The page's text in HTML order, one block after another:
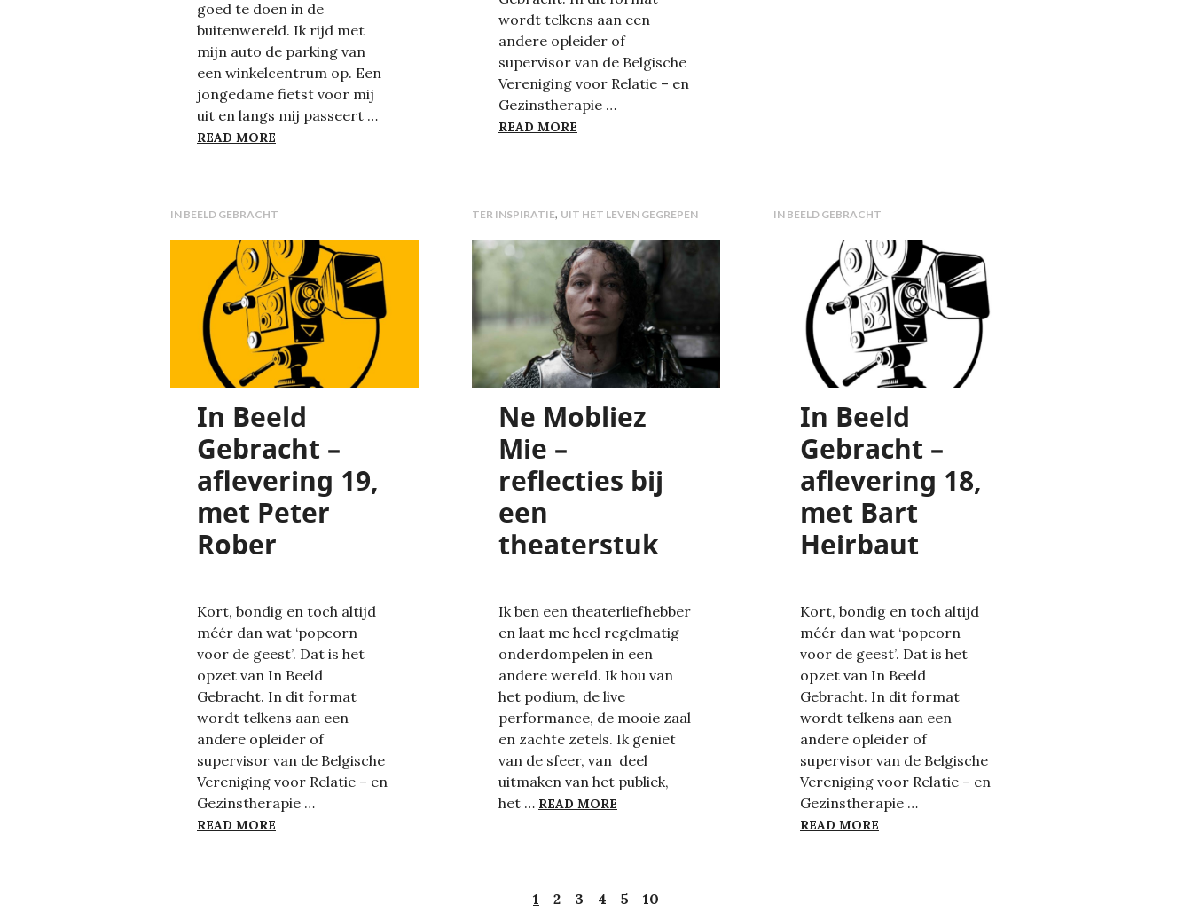
goed te doen in de
buitenwereld. Ik rijd met
mijn auto de parking van
een winkelcentrum op. Een
jongedame fietst voor mij
uit en langs mij passeert …
READ MORE GEEN BOODSCHAP AAN MIJN BOODSCHAP-REDDENDE BOODSCHAP
wordt telkens aan een
andere opleider of
supervisor van de Belgische
Vereniging voor Relatie – en
Gezinstherapie …
READ MORE
IN BEELD GEBRACHT
In Beeld
Gebracht –
aflevering 19,
met Peter
Rober
Kort, bondig en toch altijd
méér dan wat ‘popcorn
voor de geest’. Dat is het
opzet van In Beeld
Gebracht. In dit format
wordt telkens aan een
andere opleider of
supervisor van de Belgische
Vereniging voor Relatie – en
Gezinstherapie …
READ MORE
TER INSPIRATIE, UIT HET LEVEN GEGREPEN
Ne Mobliez
Mie –
reflecties bij
een
theaterstuk
Ik ben een theaterliefhebber
en laat me heel regelmatig
onderdompelen in een
andere wereld. Ik hou van
het podium, de live
performance, de mooie zaal
en zachte zetels. Ik geniet
van de sfeer, van deel
uitmaken van het publiek,
het … READ MORE NE MOBLIEZ MIE – REFLECTIES BIJ EEN THEATERSTUK
IN BEELD GEBRACHT
In Beeld
Gebracht –
aflevering 18,
met Bart
Heirbaut
Kort, bondig en toch altijd
méér dan wat ‘popcorn
voor de geest’. Dat is het
opzet van In Beeld
Gebracht. In dit format
wordt telkens aan een
andere opleider of
supervisor van de Belgische
Vereniging voor Relatie – en
Gezinstherapie …
READ MORE
1 2 3 4 5 10